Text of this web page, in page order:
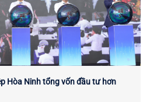
Hòa Ninh tổng vốn đầu tư hơn